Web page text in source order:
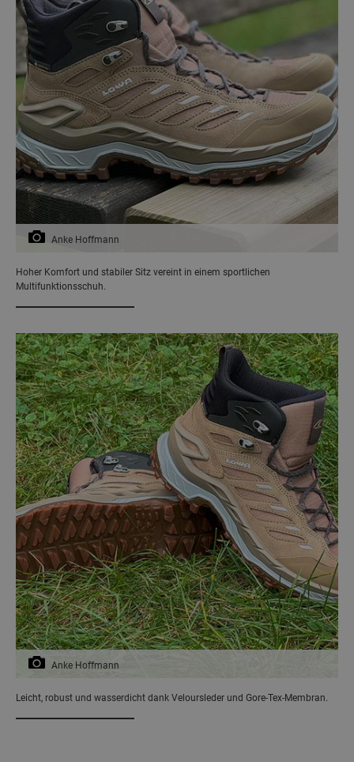
Anke Hoffmann
Hoher Komfort und stabiler Sitz vereint in einem sportlichen
Multifunktionsschuh.
Anke Hoffmann
Leicht, robust und wasserdicht dank Veloursleder und Gore-Tex-Membran.